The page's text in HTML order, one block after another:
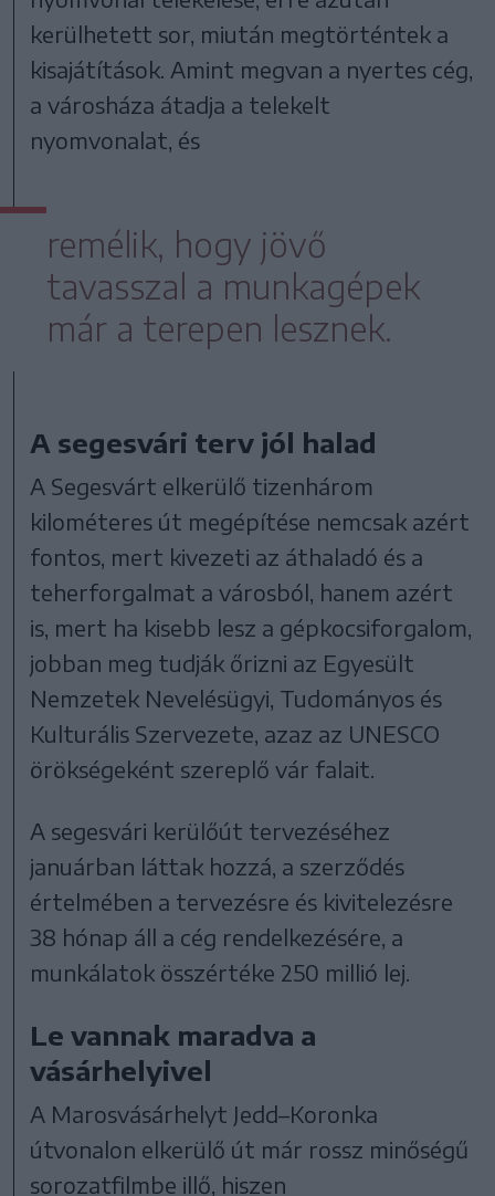
kerülhetett sor, miután megtörténtek a
kisajátítások. Amint megvan a nyertes cég,
a városháza átadja a telekelt
nyomvonalat, és
remélik, hogy jövő
tavasszal a munkagépek
már a terepen lesznek.
A segesvári terv jól halad
A Segesvárt elkerülő tizenhárom
kilométeres út megépítése nemcsak azért
fontos, mert kivezeti az áthaladó és a
teherforgalmat a városból, hanem azért
is, mert ha kisebb lesz a gépkocsiforgalom,
jobban meg tudják őrizni az Egyesült
Nemzetek Nevelésügyi, Tudományos és
Kulturális Szervezete, azaz az UNESCO
örökségeként szereplő vár falait.
A segesvári kerülőút tervezéséhez
januárban láttak hozzá, a szerződés
értelmében a tervezésre és kivitelezésre
38 hónap áll a cég rendelkezésére, a
munkálatok összértéke 250 millió lej.
Le vannak maradva a
vásárhelyivel
A Marosvásárhelyt Jedd–Koronka
útvonalon elkerülő út már rossz minőségű
sorozatfilmbe illő, hiszen